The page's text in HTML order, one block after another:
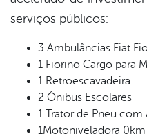
serviços públicos:
3 Ambulâncias Fiat
1 Fiorino Cargo para
1 Retroescavadeira
2 Ônibus Escolares
1 Trator de Pneu com
1Motoniveladora 0km